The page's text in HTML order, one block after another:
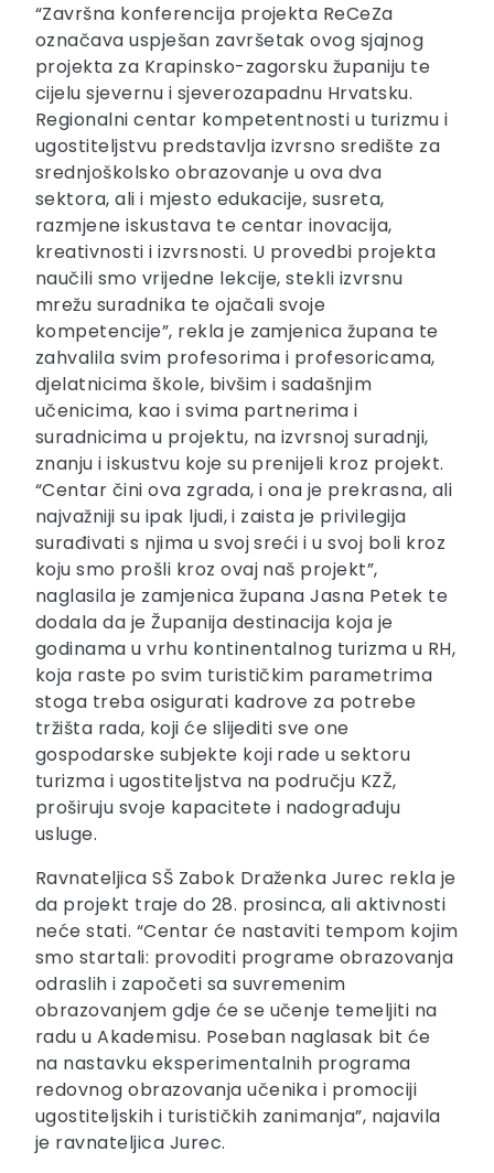
“Završna konferencija projekta ReCeZa
označava uspješan završetak ovog sjajnog
projekta za Krapinsko-zagorsku županiju te
cijelu sjevernu i sjeverozapadnu Hrvatsku.
Regionalni centar kompetentnosti u turizmu i
ugostiteljstvu predstavlja izvrsno središte za
srednjoškolsko obrazovanje u ova dva
sektora, ali i mjesto edukacije, susreta,
razmjene iskustava te centar inovacija,
kreativnosti i izvrsnosti. U provedbi projekta
naučili smo vrijedne lekcije, stekli izvrsnu
mrežu suradnika te ojačali svoje
kompetencije”, rekla je zamjenica župana te
zahvalila svim profesorima i profesoricama,
djelatnicima škole, bivšim i sadašnjim
učenicima, kao i svima partnerima i
suradnicima u projektu, na izvrsnoj suradnji,
znanju i iskustvu koje su prenijeli kroz projekt.
“Centar čini ova zgrada, i ona je prekrasna, ali
najvažniji su ipak ljudi, i zaista je privilegija
surađivati s njima u svoj sreći i u svoj boli kroz
koju smo prošli kroz ovaj naš projekt”,
naglasila je zamjenica župana Jasna Petek te
dodala da je Županija destinacija koja je
godinama u vrhu kontinentalnog turizma u RH,
koja raste po svim turističkim parametrima
stoga treba osigurati kadrove za potrebe
tržišta rada, koji će slijediti sve one
gospodarske subjekte koji rade u sektoru
turizma i ugostiteljstva na području KZŽ,
proširuju svoje kapacitete i nadograđuju
usluge.
Ravnateljica SŠ Zabok Draženka Jurec rekla je
da projekt traje do 28. prosinca, ali aktivnosti
neće stati. “Centar će nastaviti tempom kojim
smo startali: provoditi programe obrazovanja
odraslih i započeti sa suvremenim
obrazovanjem gdje će se učenje temeljiti na
radu u Akademisu. Poseban naglasak bit će
na nastavku eksperimentalnih programa
redovnog obrazovanja učenika i promociji
ugostiteljskih i turističkih zanimanja”, najavila
je ravnateljica Jurec.